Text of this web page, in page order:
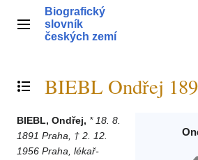
obsahHlavní menu
Biografický
slovník
českých zemí
Přepnout obsah
BIEBL Ondřej
BIEBL, Ondřej, * 18. 8.
1891 Praha, † 2. 12.
1956 Praha, lékař-